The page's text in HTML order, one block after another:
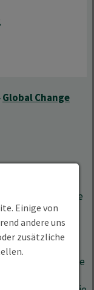
Global Change
Zukunft?
bietet die ideale
Fokus auf
wie
gehen.
Studienangebote
Einige von
andere uns
zusätzliche